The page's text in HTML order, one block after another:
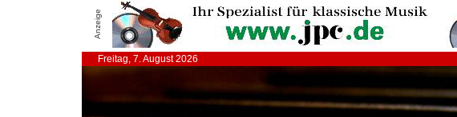
Anzeige
Freitag, 7. August 2026